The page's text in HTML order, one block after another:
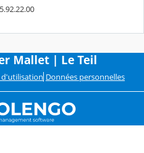
Mallet | Le Teil
d'utilisation Données personnelles